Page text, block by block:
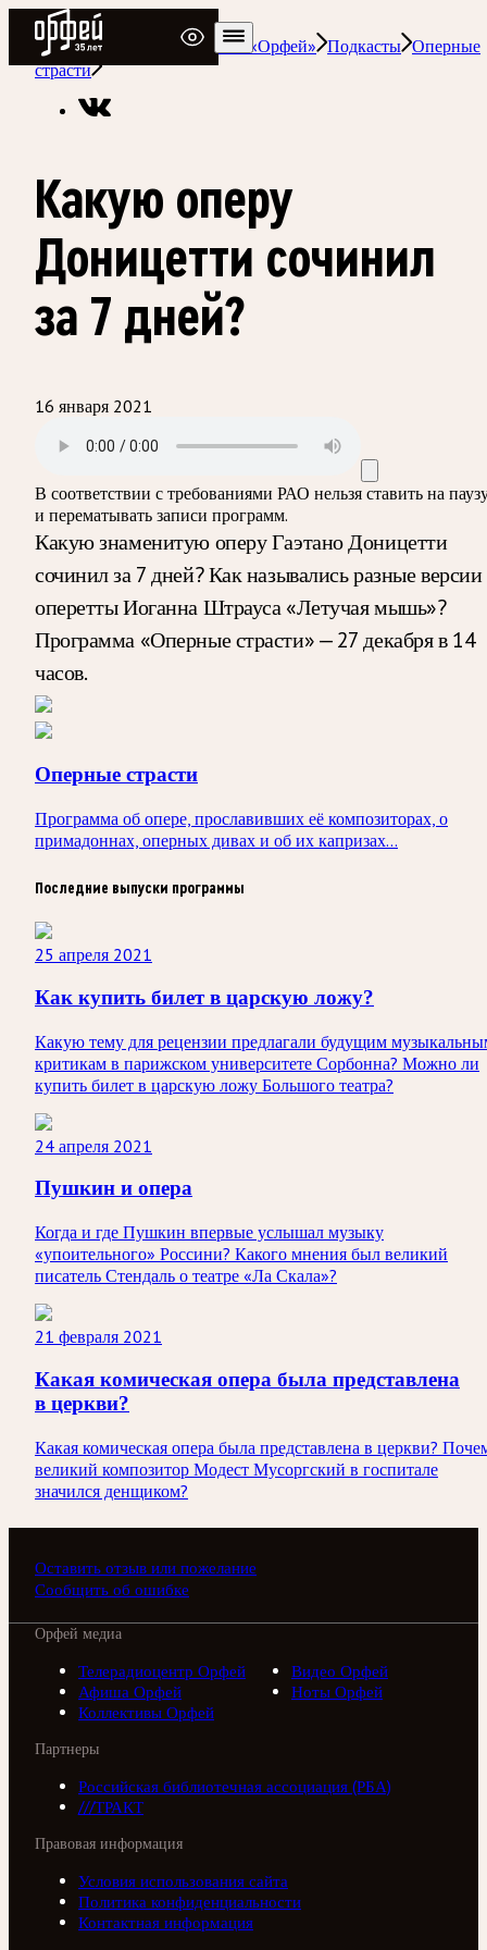
Радио Орфей
Радио классической музыки «Орфей» Подкасты Оперные
страсти
Какую оперу
Доницетти сочинил
за 7 дней?
16 января 2021
В соответствии с требованиями РАО нельзя ставить на
и перематывать записи программ.
Какую знаменитую оперу Гаэтано Доницетти
сочинил за 7 дней? Как назывались разные версии
оперетты Иоганна Штрауса «Летучая мышь»?
Программа «Оперные страсти» — 27 декабря в 14
часов.
Оперные страсти
Программа об опере, прославивших её композиторах, о
примадоннах, оперных дивах и об их капризах...
Последние выпуски программы
25 апреля 2021
Как купить билет в царскую ложу?
Какую тему для рецензии предлагали будущим
критикам в парижском университете Сорбонна? Можно ли
купить билет в царскую ложу Большого театра?
24 апреля 2021
Пушкин и опера
Когда и где Пушкин впервые услышал музыку
«упоительного» Россини? Какого мнения был великий
писатель Стендаль о театре «Ла Скала»?
21 февраля 2021
Какая комическая опера была представлена
в церкви?
Какая комическая опера была представлена в церкви?
великий композитор Модест Мусоргский в госпитале
значился денщиком?
Оставить отзыв или пожелание
Сообщить об ошибке
Орфей медиа
Телерадиоцентр Орфей
Видео Орфей
Афиша Орфей
Ноты Орфей
Коллективы Орфей
Партнеры
Российская библиотечная ассоциация (РБА)
///ТРАКТ
Правовая информация
Условия использования сайта
Политика конфиденциальности
Контактная информация